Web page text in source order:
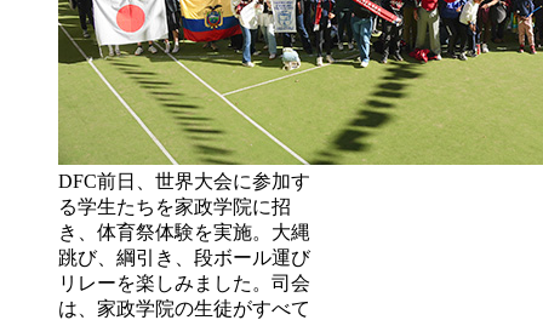
DFC前日、世界大会に参加す
る学生たちを家政学院に招
き、体育祭体験を実施。大縄
跳び、綱引き、段ボール運び
リレーを楽しみました。司会
は、家政学院の生徒がすべて